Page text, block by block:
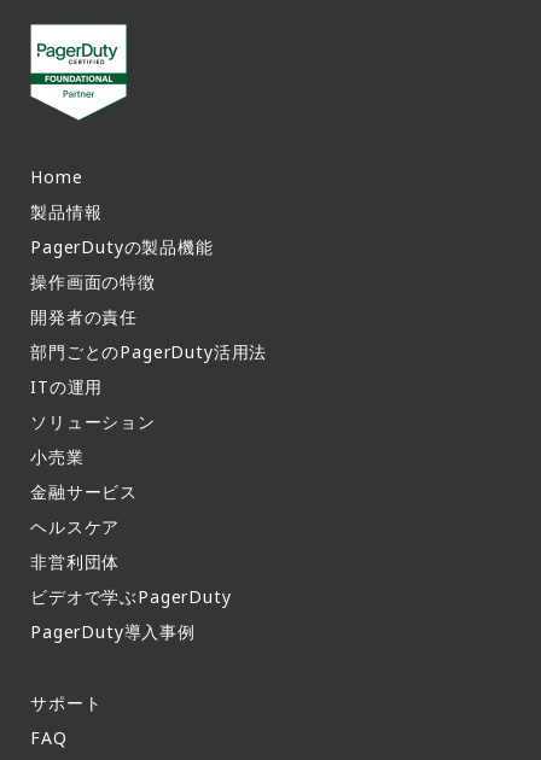
Home
製品情報​
PagerDutyの製品機能​
操作画面の特徴​
開発者の責任
部門ごとのPagerDuty活用法​
ITの運用​
ソリューション
小売業
金融サービス
ヘルスケア
非営利団体
ビデオで学ぶPagerDuty
PagerDuty導入事例​
サポート​
FAQ​